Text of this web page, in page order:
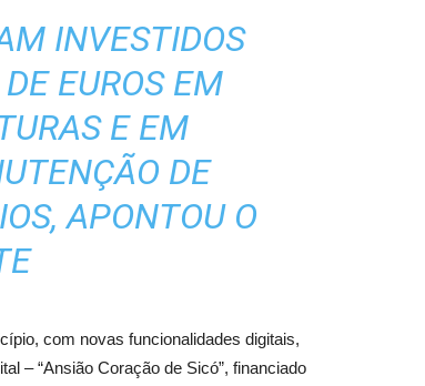
INVESTIDOS
EUROS EM
E EM
DE
APONTOU O
com novas funcionalidades digitais,
– “Ansião Coração de Sicó”, financiado